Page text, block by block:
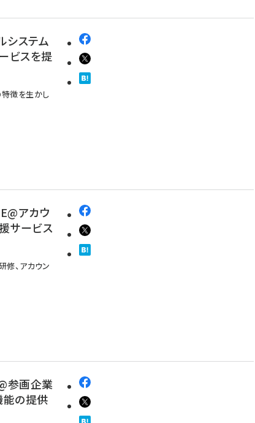
システム
ビスを提
特徴を生かし
アカウ
サービス
修、アカウン
参画企業
能の提供